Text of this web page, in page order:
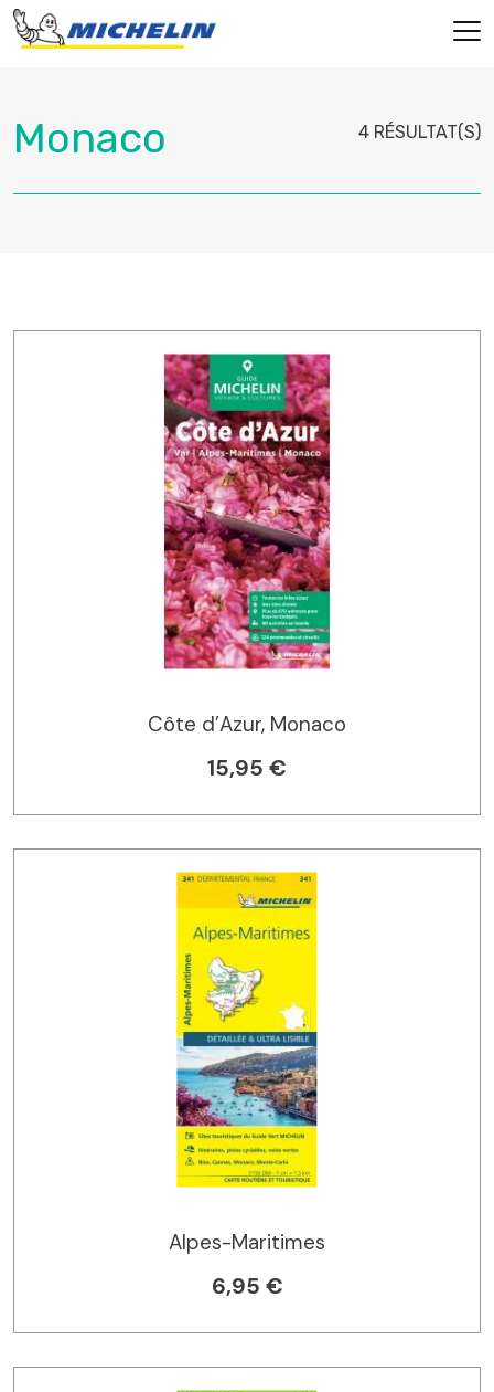
4 RÉSULTAT(S)
Côte d’Azur, Monaco
15,95 €
Alpes-Maritimes
6,95 €